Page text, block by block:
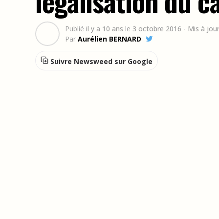
Publié il y a 10 ans le 3 octobre 2016 - Mis à
Par Aurélien BERNARD
Suivre Newsweed sur Google